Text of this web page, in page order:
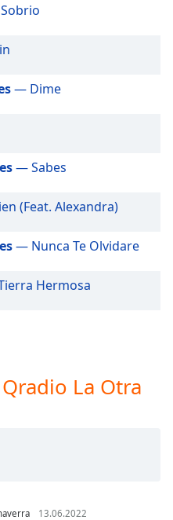
— Dime
— Sabes
(Feat. Alexandra)
— Nunca Te Olvidare
Hermosa
La Otra
13.06.2022